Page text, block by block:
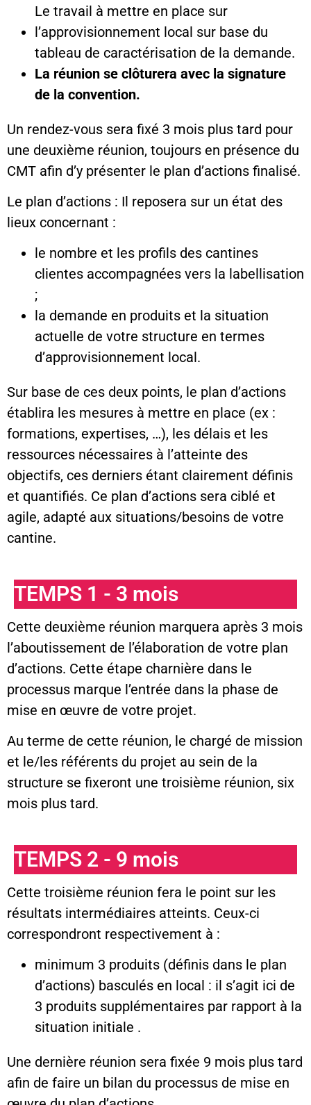
Le travail à mettre en place sur
l’approvisionnement local sur base du
tableau de caractérisation de la demande.
La réunion se clôturera avec la signature
de la convention.
Un rendez-vous sera fixé 3 mois plus tard pour
une deuxième réunion, toujours en présence du
CMT afin d’y présenter le plan d’actions finalisé.
Le plan d’actions : Il reposera sur un état des
lieux concernant :
le nombre et les profils des cantines
clientes accompagnées vers la labellisation
;
la demande en produits et la situation
actuelle de votre structure en termes
d’approvisionnement local.
Sur base de ces deux points, le plan d’actions
établira les mesures à mettre en place (ex :
formations, expertises, …), les délais et les
ressources nécessaires à l’atteinte des
objectifs, ces derniers étant clairement définis
et quantifiés. Ce plan d’actions sera ciblé et
agile, adapté aux situations/besoins de votre
cantine.
TEMPS 1 - 3 mois
Cette deuxième réunion marquera après 3 mois
l’aboutissement de l’élaboration de votre plan
d’actions. Cette étape charnière dans le
processus marque l’entrée dans la phase de
mise en œuvre de votre projet.
Au terme de cette réunion, le chargé de mission
et le/les référents du projet au sein de la
structure se fixeront une troisième réunion, six
mois plus tard.
TEMPS 2 - 9 mois
Cette troisième réunion fera le point sur les
résultats intermédiaires atteints. Ceux-ci
correspondront respectivement à :
minimum 3 produits (définis dans le plan
d’actions) basculés en local : il s’agit ici de
3 produits supplémentaires par rapport à la
situation initiale .
Une dernière réunion sera fixée 9 mois plus tard
afin de faire un bilan du processus de mise en